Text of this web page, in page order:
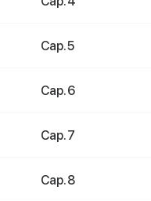
Cap. 5
Cap. 6
Cap. 7
Cap. 8